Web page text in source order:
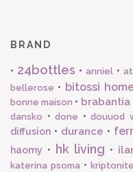
BRAND
• 24bottles • anniel•
bellerose • bitossi
bonne maison • brabantia
dansko • done • douuod
diffusion • durance •
haomy • hk living •
katerina psoma • kriptonite